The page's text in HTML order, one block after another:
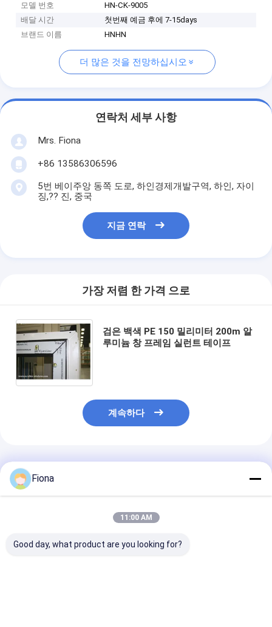
모델 번호
HN-CK-9005
배달 시간
첫번째 예금 후에 7-15days
브랜드 이름
HNHN
더 많은 것을 전망하십시오
연락처 세부 사항
Mrs. Fiona
+86 13586306596
5번 베이주앙 동쪽 도로, 하인경제개발구역, 하인, 자이
징,?? 진, 중국
지금 연락
가장 저렴 한 가격 으로
검은 백색 PE 150 밀리미터 200m 알
루미늄 창 프레임 실런트 테이프
계속하다
추천된 제품
Fiona
11:00 AM
Good day, what product are you looking for?